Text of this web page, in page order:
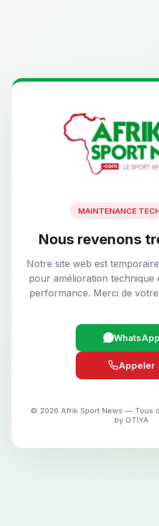
MAINTENANCE
Nous revenons
Notre site web est
pour amélioration technique
performance. Merci de
WhatsApp
Appeler
© 2026 Afrik Sport News — Tous
by OTIYA